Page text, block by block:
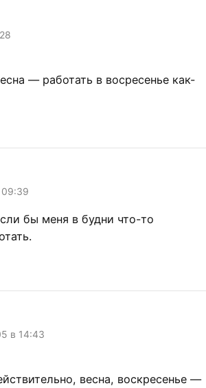
— работать в восресенье как-
бы меня в будни что-то
в 14:43
весна, воскресенье —